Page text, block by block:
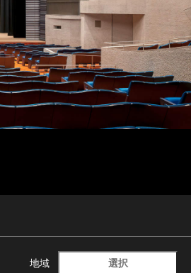
地域 選択